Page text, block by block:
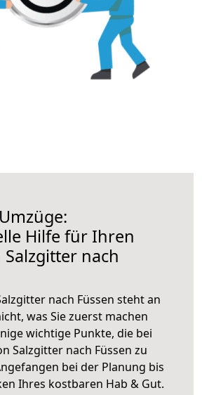
Hilfe für Ihren
nach
nach Füssen steht an
was Sie zuerst machen
wichtige Punkte, die bei
Salzgitter nach Füssen zu
bei der Planung bis
Ihres kostbaren Hab & Gut.